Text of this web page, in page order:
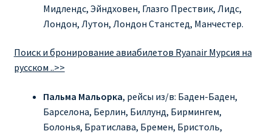
Мидлендс, Эйндховен, Глазго Прествик, Лидс,
Лондон, Лутон, Лондон Станстед, Манчестер.
Поиск и бронирование авиабилетов Ryanair Мурсия на
русском ..>>
Пальма Мальорка, рейсы из/в: Баден-Баден,
Барселона, Берлин, Биллунд, Бирмингем,
Болонья, Братислава, Бремен, Бристоль,